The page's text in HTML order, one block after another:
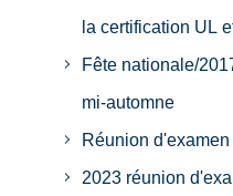
la certification UL
Fête nationale/
mi-automne
Réunion
2023 réunion